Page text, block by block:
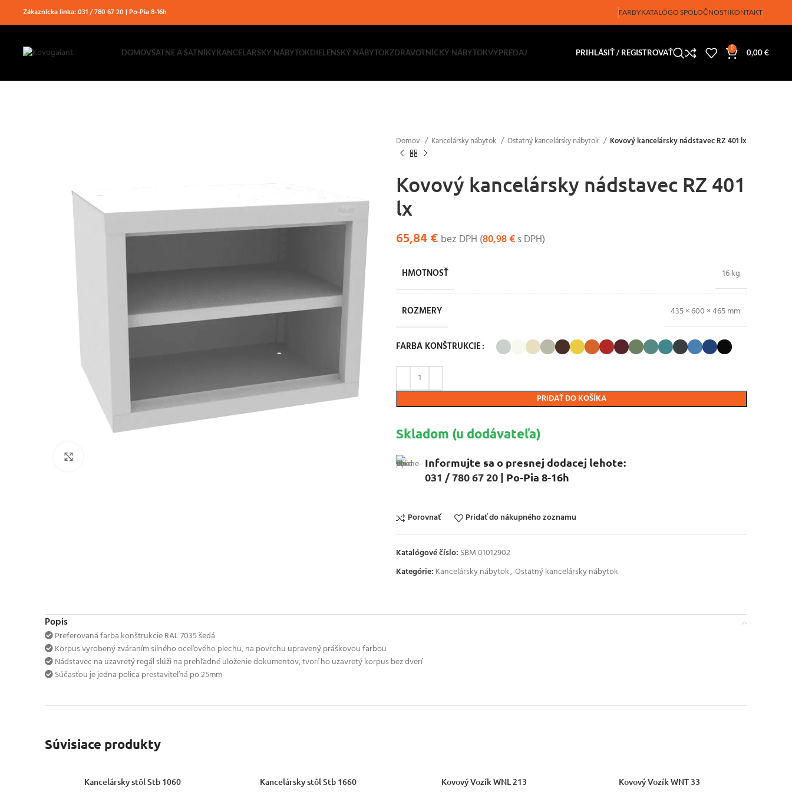
Zákaznícka linka:031 / 780 67 20 | Po-Pia 8-16h FARBYKATALÓGO SPOLOČNOSTIKONTAKT
DOMOVŠATNE A ŠATNÍKYKANCELÁRSKY NÁBYTOKDIELENSKÝ NÁBYTOKZDRAVOTNÍCKY NÁBYTOKVÝPREDAJ PRIHLÁSIŤ / REGISTROVAŤ 0 0,00€
Domov Kancelársky nábytok Ostatný kancelársky nábytok Kovový kancelársky nádstavec RZ 401 lx
Kovový kancelársky nádstavec RZ 401
lx
65,84€ bez DPH (80,98€s DPH)
HMOTNOSŤ 16 kg
ROZMERY 435 × 600 × 465 mm
FARBA KONŠTRUKCIE
PRIDAŤ DO KOŠÍKA
Skladom (u dodávateľa)
Informujte sa o presnej dodacej lehote:
031 / 780 67 20 | Po-Pia 8-16h
Porovnať Pridať do nákupného zoznamu
Katalógové číslo: SBM 01012902
Kategórie: Kancelársky nábytok, Ostatný kancelársky nábytok
Popis
Preferovaná farba konštrukcie RAL 7035 šedá
Korpus vyrobený zváraním silného oceľového plechu, na povrchu upravený práškovou farbou
Nádstavec na uzavretý regál slúži na prehľadné uloženie dokumentov, tvorí ho uzavretý korpus bez dverí
Súčasťou je jedna polica prestaviteľná po 25mm
Súvisiace produkty
VÝBER MOŽNOSTÍKancelársky stôl Stb 1060 VÝBER MOŽNOSTÍKancelársky stôl Stb 1660 VÝBER MOŽNOSTÍKovový Vozík WNL 213 VÝBER MOŽNOSTÍKovový Vozík WNT 33